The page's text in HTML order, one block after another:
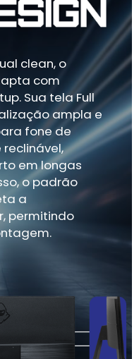
clean, o
com
Sua tela Full
ampla e
fone de
em longas
o padrão
a
permitindo